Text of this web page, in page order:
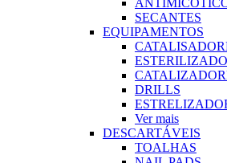
SECANTES
EQUIPAMENTOS
DRILLS
Ver mais
DESCARTÁVEIS
TOALHAS